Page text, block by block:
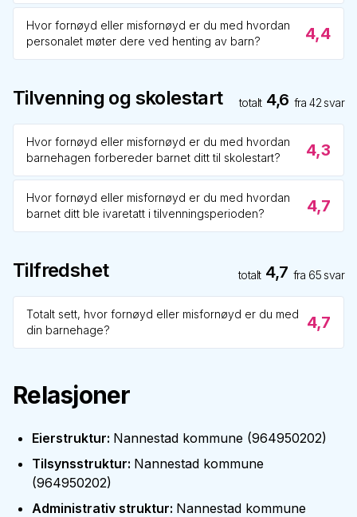
Hvor fornøyd eller misfornøyd er du med hvordan
personalet møter dere ved henting av barn?
4,4
Tilvenning og skolestart totalt 4,6 fra42 svar
Hvor fornøyd eller misfornøyd er du med hvordan
barnehagen forbereder barnet ditt til skolestart?
4,3
Hvor fornøyd eller misfornøyd er du med hvordan
barnet ditt ble ivaretatt i tilvenningsperioden?
4,7
Tilfredshet totalt 4,7 fra 65 svar
Totalt sett, hvor fornøyd eller misfornøyd er du med
din barnehage?
4,7
Relasjoner
Eierstruktur: Nannestad kommune (964950202)
Tilsynsstruktur: Nannestad kommune
(964950202)
Administrativ struktur: Nannestad kommune